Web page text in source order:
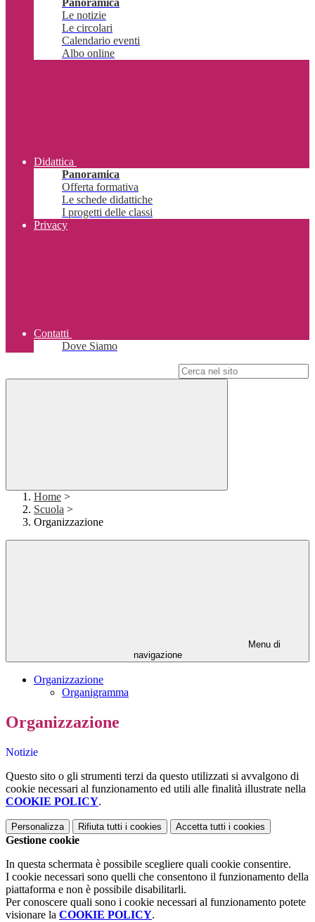
Panoramica
Le notizie
Le circolari
Calendario eventi
Albo online
Didattica
Panoramica
Offerta formativa
Le schede didattiche
I progetti delle classi
Privacy
Contatti
Dove Siamo
Home >
Scuola >
Organizzazione
Menu di
navigazione
Organizzazione
Organigramma
Organizzazione
Notizie
Questo sito o gli strumenti terzi da questo utilizzati si avvalgono di
cookie necessari al funzionamento ed utili alle finalità illustrate nella
COOKIE POLICY.
Personalizza Rifiuta tutti i cookies Accetta tutti i cookies
Gestione cookie
In questa schermata è possibile scegliere quali cookie consentire.
I cookie necessari sono quelli che consentono il funzionamento della
piattaforma e non è possibile disabilitarli.
Per conoscere quali sono i cookie necessari al funzionamento potete
visionare la COOKIE POLICY.